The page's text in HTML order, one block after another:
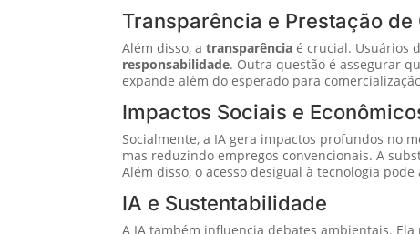
Transparência e Prestação de
Além disso, atransparência é crucial. Usuários
responsabilidade. Outra questão é assegurar
expande além do esperado para
Impactos Sociais e
Socialmente, a IA gera impactos profundos no
mas reduzindo empregos convencionais. A
Além disso, o acesso desigual à tecnologia
IA e Sustentabilidade
A IA também influencia debates ambientais.